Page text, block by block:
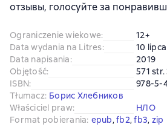
отзывы, голосуйте за
Ograniczenie wiekowe:
12+
Data wydania na Litres:
10
Data napisania:
2019
Objętość:
571
ISBN:
978-5-
Tłumacz: Борис Хлебников
Właściciel praw:
НЛО
Format pobierania: epub, fb2, fb3, zip